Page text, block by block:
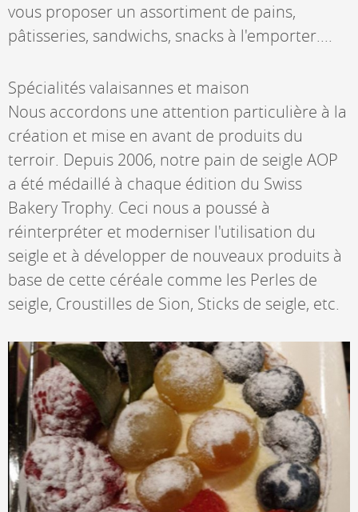
vous proposer un assortiment de pains,
pâtisseries, sandwichs, snacks à l'emporter....
Spécialités valaisannes et maison
Nous accordons une attention particulière à la
création et mise en avant de produits du
terroir. Depuis 2006, notre pain de seigle AOP
a été médaillé à chaque édition du Swiss
Bakery Trophy. Ceci nous a poussé à
réinterpréter et moderniser l'utilisation du
seigle et à développer de nouveaux produits à
base de cette céréale comme les Perles de
seigle, Croustilles de Sion, Sticks de seigle, etc.